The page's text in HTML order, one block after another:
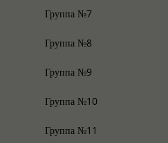
Группа №7
Группа №8
Группа №9
Группа №10
Группа №11